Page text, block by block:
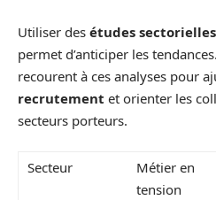
Utiliser des études sectorielles
permet d’anticiper les
recourent à ces analyses pour
recrutement et orienter les
secteurs porteurs.
Secteur
Métier en
tension